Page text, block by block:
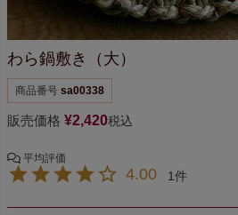
わら鍋敷き（大）
商品番号 sa00338
販売価格 ¥2,420税込
4.00 1